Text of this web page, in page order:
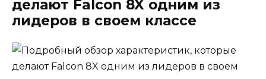
делают Falcon 8X одним из
лидеров в своем классе